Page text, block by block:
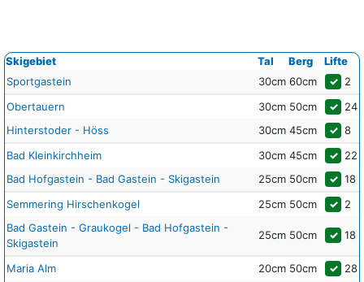
Skigebiet Tal Berg
Lifte
Sportgastein
30cm 60cm ✓ 2
Obertauern
30cm 50cm ✓ 24
Hinterstoder - Höss
30cm 45cm ✓ 8
Bad Kleinkirchheim
30cm 45cm ✓ 22
Bad Hofgastein - Bad Gastein - Skigastein
25cm 50cm ✓ 18
Semmering Hirschenkogel
25cm 50cm ✓ 2
Bad Gastein - Graukogel - Bad Hofgastein -
Skigastein
25cm 50cm ✓ 18
Maria Alm 20cm 50cm ✓ 28